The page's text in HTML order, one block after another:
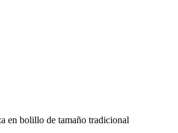
en bolillo de tamaño tradicional